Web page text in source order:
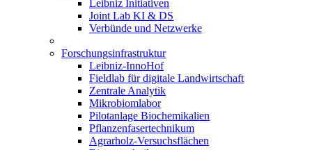
Leibniz Initiativen
Joint Lab KI & DS
Verbünde und Netzwerke
Forschungsinfrastruktur
Leibniz-InnoHof
Fieldlab für digitale Landwirtschaft
Zentrale Analytik
Mikrobiomlabor
Pilotanlage Biochemikalien
Pflanzenfasertechnikum
Agrarholz-Versuchsflächen